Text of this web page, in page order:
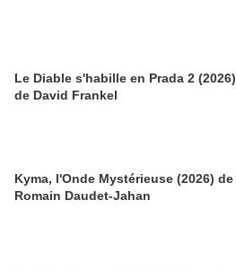
Le Diable s'habille en Prada 2 (2026)
de David Frankel
Kyma, l'Onde Mystérieuse (2026) de
Romain Daudet-Jahan